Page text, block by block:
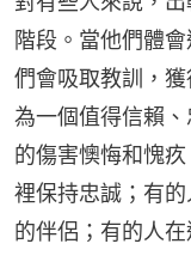
階段。當他們體
們會吸取教訓，
為一個值得信賴
的傷害懊悔和愧
裡保持忠誠；有
的伴侶；有的人